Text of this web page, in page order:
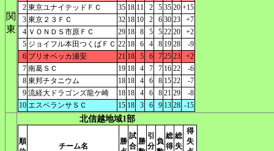
関
東
2 東京ユナイテッドＦＣ 35 18 11 2 5 35 20 +15
3 東京２３ＦＣ 32 18 10 2 6 30 23
+7
4 ＶＯＮＤＳ市原ＦＣ 29 18 8 5 5 22 20
+2
5 ジョイフル本田つくばＦＣ 22 18 6 4 8 19 28
-9
6 ブリオベッカ浦安 21 18 5 6 7 25 23
+2
7 南葛ＳＣ 19 18 4 7 7 16 22
-6
8 東邦チタニウム 18 18 4 6 8 15 22
-7
9 流経大ドラゴンズ龍ケ崎 18 18 4 6 8 21 29
-8
10 エスペランサＳＣ 15 18 3 6 9 13 28 -15
北信越地域1部
順
チーム名
勝
試
合
勝
引
分
負
総
得
総
失
得
失